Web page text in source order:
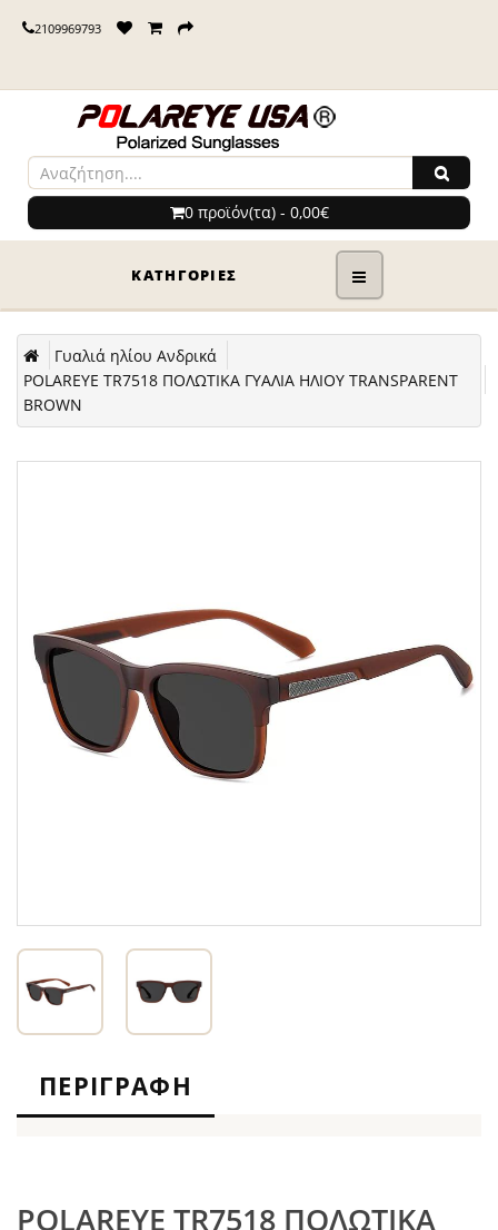
2109969793
0 προϊόν(τα) - 0,00€
ΚΑΤΗΓΟΡΊΕΣ
Γυαλιά ηλίου Ανδρικά
POLAREYE TR7518 ΠΟΛΩΤΙΚΑ ΓΥΑΛΙΑ ΗΛΙΟΥ TRANSPARENT
BROWN
ΠΕΡΙΓΡΑΦΉ
POLAREYE TR7518 ΠΟΛΩΤΙΚΑ